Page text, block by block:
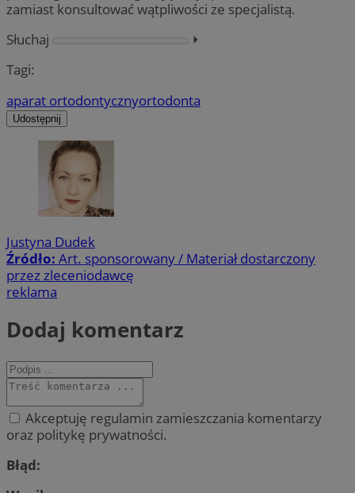
zamiast konsultować wątpliwości ze specjalistą.
Słuchaj
⏵︎
Tagi:
aparat ortodontycznyortodonta
Udostępnij
Justyna Dudek
Źródło: Art. sponsorowany / Materiał dostarczony
przez zleceniodawcę
reklama
Dodaj komentarz
Akceptuję regulamin zamieszczania komentarzy
oraz politykę prywatności.
Błąd: